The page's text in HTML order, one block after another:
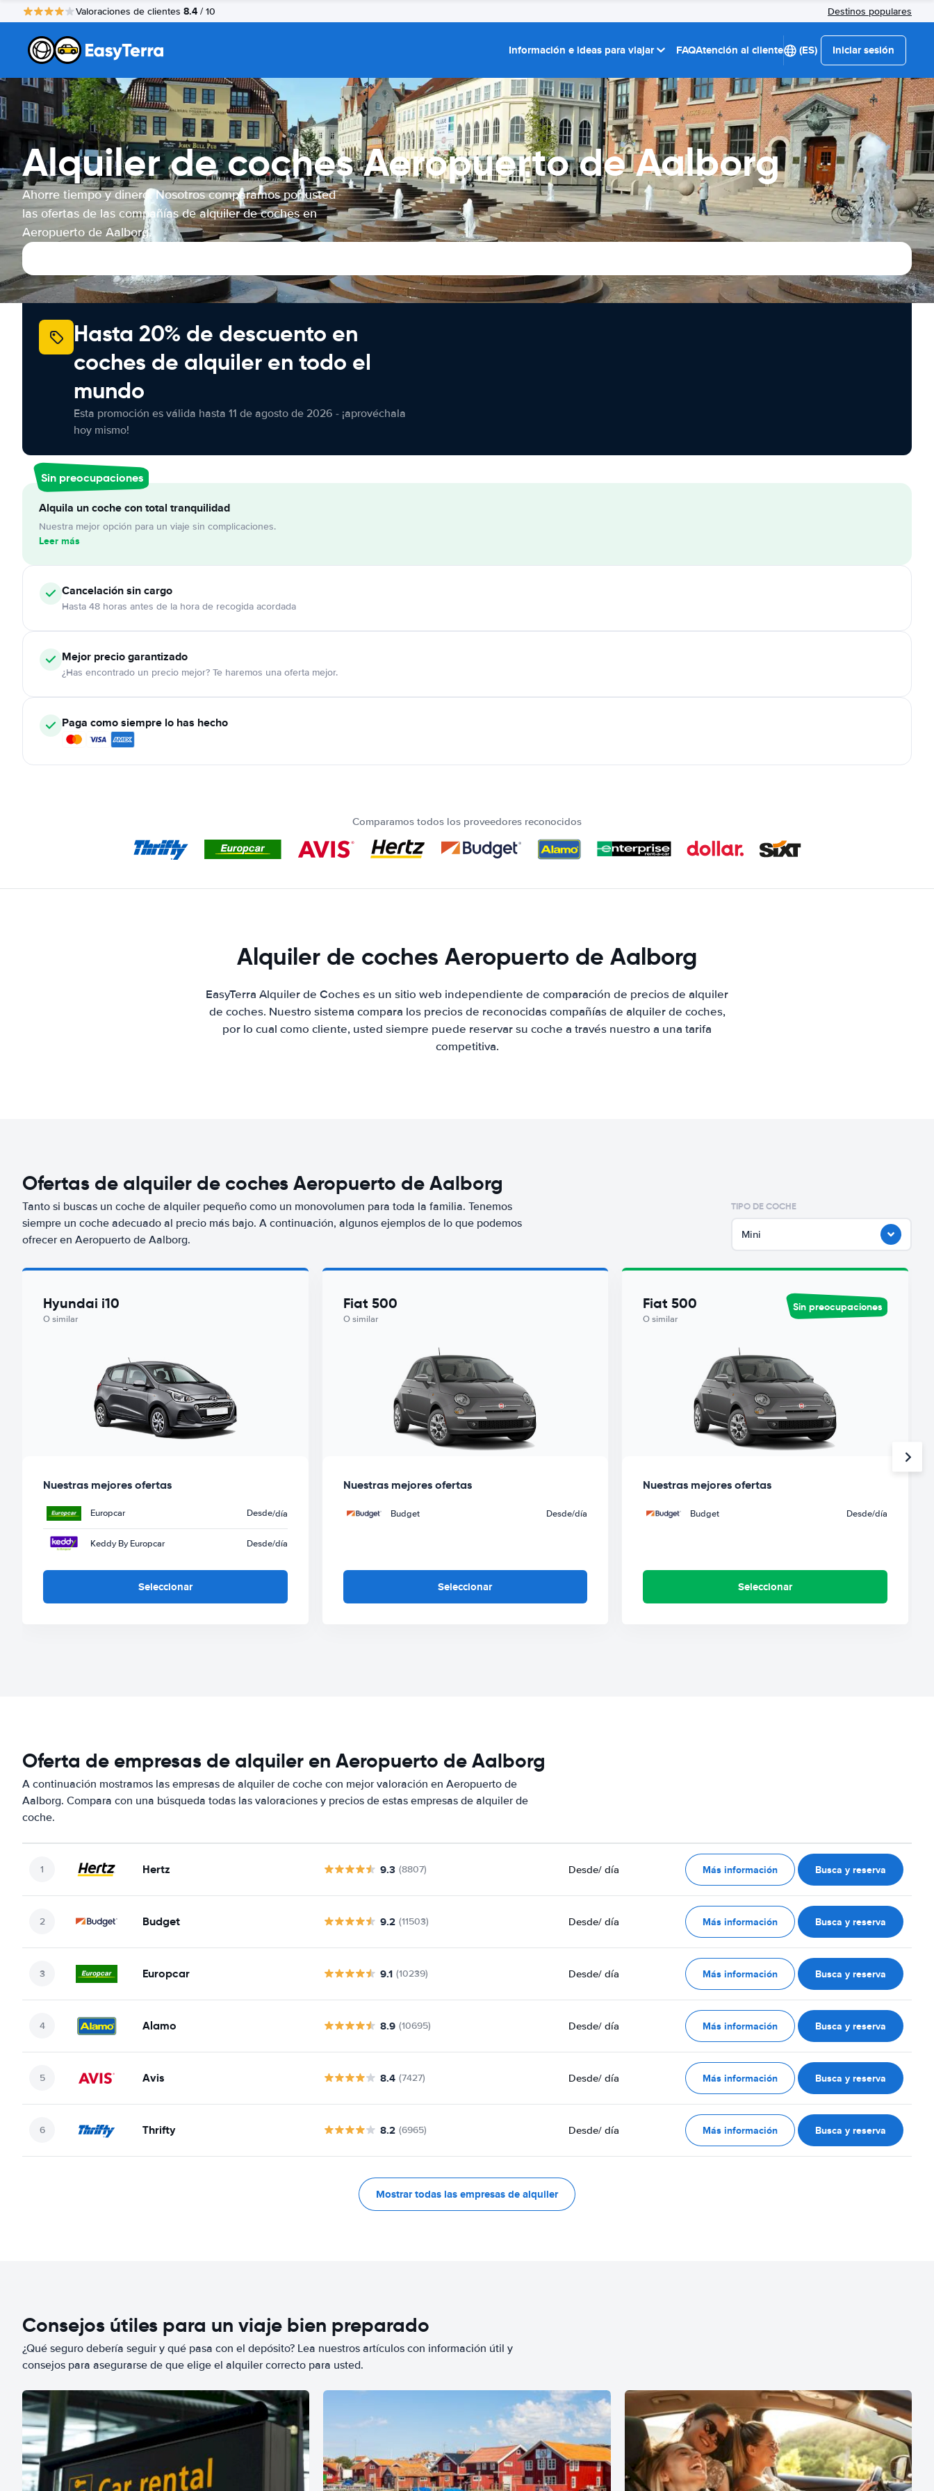
Valoraciones de clientes 8.4 / 10 Destinos populares
Información e ideas para viajar FAQAtención al cliente (ES) Iniciar sesión
Alquiler de coches Aeropuerto de Aalborg
Ahorre tiempo y dinero. Nosotros comparamos por usted
las ofertas de las compañías de alquiler de coches en
Aeropuerto de Aalborg.
Hasta 20% de descuento en
coches de alquiler en todo el
mundo
Esta promoción es válida hasta 11 de agosto de 2026 - ¡aprovéchala
hoy mismo!
Sin preocupaciones
Alquila un coche con total tranquilidad
Nuestra mejor opción para un viaje sin complicaciones.
Leer más
Cancelaciónsin cargo
Hasta 48 horas antes de la hora de recogida acordada
Mejor precio garantizado
¿Has encontrado un precio mejor? Te haremos una oferta mejor.
Paga como siempre lo has hecho
Comparamos todos los proveedores reconocidos
Alquiler de coches Aeropuerto de Aalborg
EasyTerra Alquiler de Coches es un sitio web independiente de comparación de precios de alquiler
de coches. Nuestro sistema compara los precios de reconocidas compañías de alquiler de coches,
por lo cual como cliente, usted siempre puede reservar su coche a través nuestro a una tarifa
competitiva.
Ofertas de alquiler de coches Aeropuerto de Aalborg
Tanto si buscas un coche de alquiler pequeño como un monovolumen para toda la familia. Tenemos
siempre un coche adecuado al precio más bajo. A continuación, algunos ejemplos de lo que podemos
ofrecer en Aeropuerto de Aalborg.
TIPO DE COCHE
Mini
Hyundai i10
O similar
Nuestras mejores ofertas
Europcar Desde/día
Keddy By Europcar Desde/día
Seleccionar
Fiat 500
O similar
Nuestras mejores ofertas
Budget Desde/día
Seleccionar
Fiat 500
O similar
Sin preocupaciones
Nuestras mejores ofertas
Budget Desde/día
Seleccionar
Oferta de empresas de alquiler en Aeropuerto de Aalborg
A continuación mostramos las empresas de alquiler de coche con mejor valoración en Aeropuerto de
Aalborg. Compara con una búsqueda todas las valoraciones y precios de estas empresas de alquiler de
coche.
Hertz 9.3 (8807) Desde/ día Más información Busca y reserva
Budget 9.2 (11503) Desde/ día Más información Busca y reserva
Europcar 9.1 (10239) Desde/ día Más información Busca y reserva
Alamo 8.9 (10695) Desde/ día Más información Busca y reserva
Avis 8.4 (7427) Desde/ día Más información Busca y reserva
Thrifty 8.2 (6965) Desde/ día Más información Busca y reserva
Mostrar todas las empresas de alquiler
Consejos útiles para un viaje bien preparado
¿Qué seguro debería seguir y qué pasa con el depósito? Lea nuestros artículos con información útil y
consejos para asegurarse de que elige el alquiler correcto para usted.